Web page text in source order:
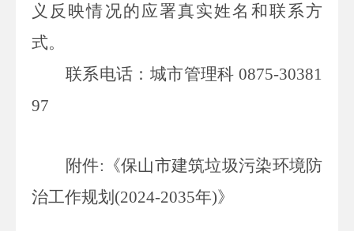
义反映情况的应署真实姓名和联系方
式。
联系电话 ：城市管理科 0875-30381
97
附件: 《保山市建筑垃圾污染环境防
治工作规划 (2024-2035年)》